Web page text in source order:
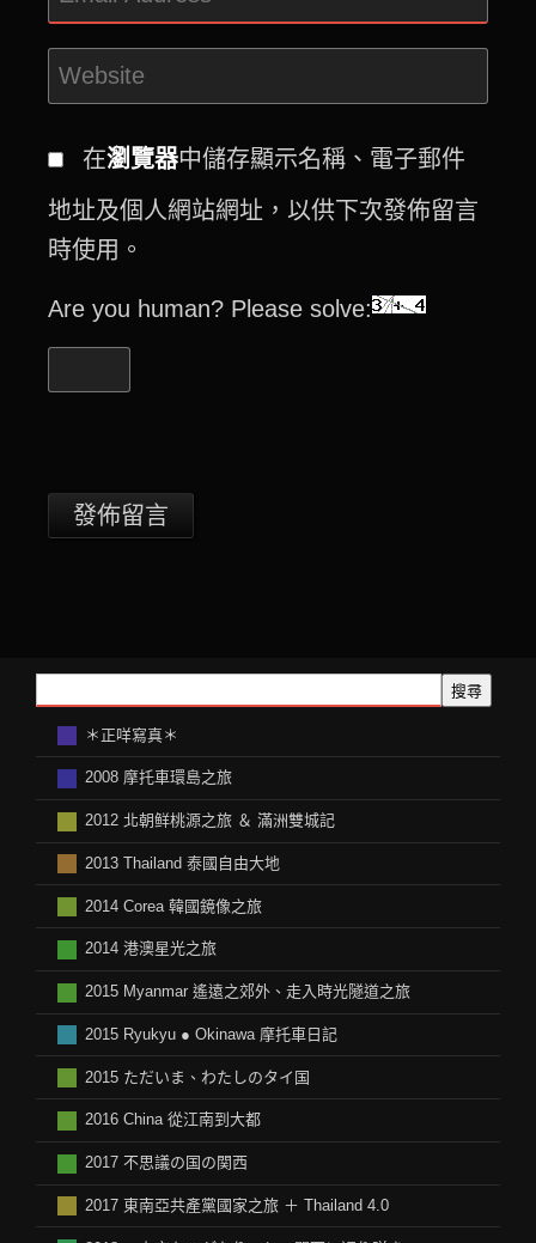
在瀏覽器中儲存顯示名稱、電子郵件
地址及個人網站網址，以供下次發佈留言
時使用。
Are you human? Please solve:
搜尋
＊正咩寫真＊
2008 摩托車環島之旅
2012 北朝鲜桃源之旅 ＆ 滿洲雙城記
2013 Thailand 泰國自由大地
2014 Corea 韓國鏡像之旅
2014 港澳星光之旅
2015 Myanmar 遙遠之郊外、走入時光隧道之旅
2015 Ryukyu ● Okinawa 摩托車日記
2015 ただいま、わたしのタイ国
2016 China 從江南到大都
2017 不思議の国の関西
2017 東南亞共產黨國家之旅 ＋ Thailand 4.0